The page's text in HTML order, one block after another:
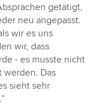
getätigt,
neu angepasst.
wir es uns
wir, dass
- es musste nicht
werden. Das
sieht sehr